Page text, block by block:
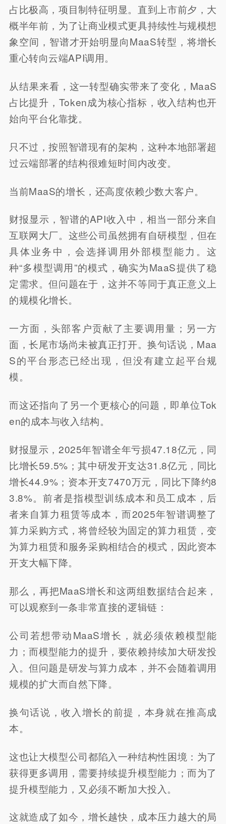
占比极高，项目制特征明显。直到上市前夕，大
概半年前，为了让商业模式更具持续性与规模想
象空间，智谱才开始明显向MaaS转型，将增长
重心转向云端API调用。
从结果来看，这一转型确实带来了变化，MaaS
占比提升，Token成为核心指标，收入结构也开
始向平台化靠拢。
只不过，按照智谱现有的架构，这种本地部署超
过云端部署的结构很难短时间内改变。
当前MaaS的增长，还高度依赖少数大客户。
财报显示，智谱的API收入中，相当一部分来自
互联网大厂。这些公司虽然拥有自研模型，但在
具体业务中，会选择调用外部模型能力。这
种“多模型调用”的模式，确实为MaaS提供了稳
定需求。但问题在于，这并不等同于真正意义上
的规模化增长。
一方面，头部客户贡献了主要调用量；另一方
面，长尾市场尚未被真正打开。换句话说，Maa
S的平台形态已经出现，但没有建立起平台规
模。
而这还指向了另一个更核心的问题，即单位Tok
en的成本与收入结构。
财报显示，2025年智谱全年亏损47.18亿元，同
比增长59.5%；其中研发开支达31.8亿元，同比
增长44.9%；资本开支7470万元，同比下降约8
3.8%。前者是指模型训练成本和员工成本，后
者来自算力租赁等成本，而2025年智谱调整了
算力采购方式，将曾经较为固定的算力租赁，变
为算力租赁和服务采购相结合的模式，因此资本
开支大幅下降。
那么，再把MaaS增长和这两组数据结合起来，
可以观察到一条非常直接的逻辑链：
公司若想带动MaaS增长，就必须依赖模型能
力；而模型能力的提升，要依赖持续加大研发投
入。但问题是研发与算力成本，并不会随着调用
规模的扩大而自然下降。
换句话说，收入增长的前提，本身就在推高成
本。
这也让大模型公司都陷入一种结构性困境：为了
获得更多调用，需要持续提升模型能力；而为了
提升模型能力，又必须不断加大投入。
这就造成了如今，增长越快，成本压力越大的局